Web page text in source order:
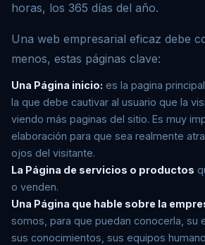
horas, los 365 días del año.
Una web empresarial eficaz debe
menos, estas páginas clave:
Una Página inicio: es la pagina
la que debe cautivar al usuario que la
viendo más paginas del sitio. Es muy
elaboración para que sea realmente
ojos del visitante.
La Página de servicios o productos
o venden.
Una Página que hable sobre la
somos, para que puedan conocerla, su
sus conocimientos, sus equipos